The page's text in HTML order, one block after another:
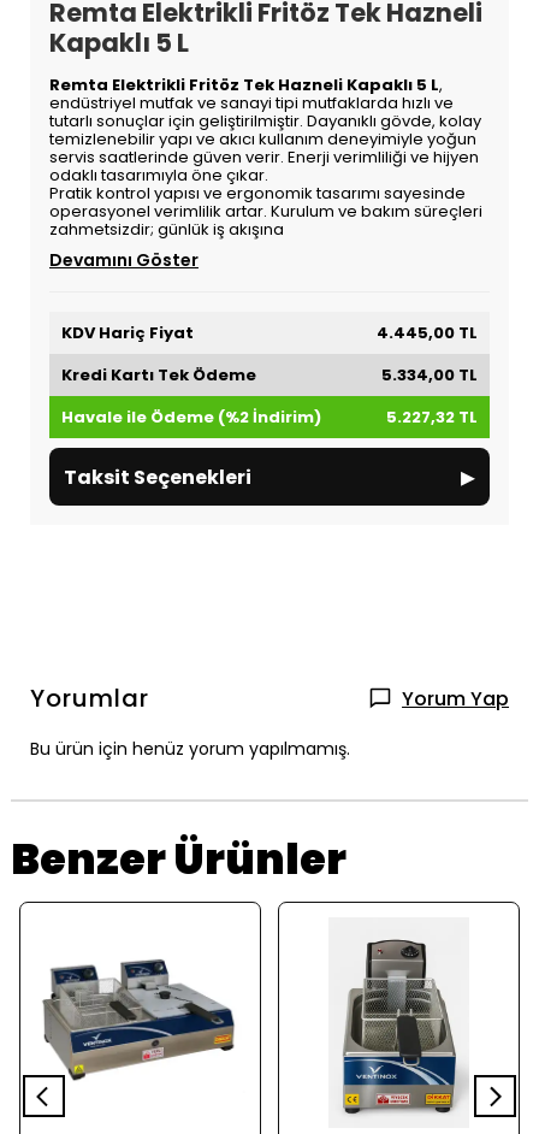
Remta Elektrikli Fritöz Tek Hazneli
Kapaklı 5 L
Remta Elektrikli Fritöz Tek Hazneli Kapaklı 5 L,
endüstriyel mutfak ve sanayi tipi mutfaklarda hızlı ve
tutarlı sonuçlar için geliştirilmiştir. Dayanıklı gövde, kolay
temizlenebilir yapı ve akıcı kullanım deneyimiyle yoğun
servis saatlerinde güven verir. Enerji verimliliği ve hijyen
odaklı tasarımıyla öne çıkar.
Pratik kontrol yapısı ve ergonomik tasarımı sayesinde
operasyonel verimlilik artar. Kurulum ve bakım süreçleri
zahmetsizdir; günlük iş akışına
Devamını Göster
KDV Hariç Fiyat
4.445,00 TL
Kredi Kartı Tek Ödeme
5.334,00 TL
Havale ile Ödeme (%2 İndirim)
5.227,32 TL
Taksit Seçenekleri ▸
Yorumlar Yorum Yap
Bu ürün için henüz yorum yapılmamış.
Benzer Ürünler